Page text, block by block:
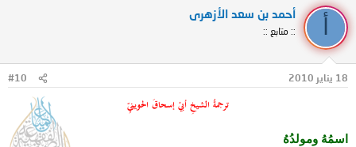
أحمد بن سعد الأزهرى
:: متابع ::
18 يناير 2010 #10
ترجمةُ الشيخِ أبيْ إسحاقَ الحوينيِّ
اسمُهُ ومولدُهُ